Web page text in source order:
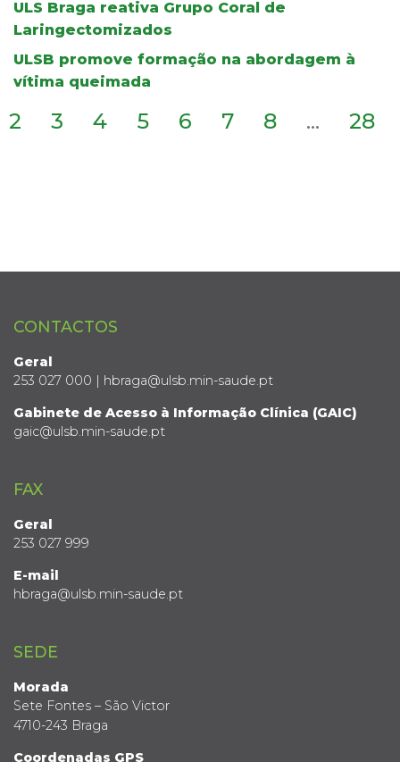
ULS Braga reativa Grupo Coral de
Laringectomizados
ULSB promove formação na abordagem à
vítima queimada
2 3 4 5 6 7 8 ... 28
CONTACTOS
Geral
253 027 000 | hbraga@ulsb.min-saude.pt
Gabinete de Acesso à Informação Clínica (GAIC)
gaic@ulsb.min-saude.pt
FAX
Geral
253 027 999
E-mail
hbraga@ulsb.min-saude.pt
SEDE
Morada
Sete Fontes – São Victor
4710-243 Braga
Coordenadas GPS